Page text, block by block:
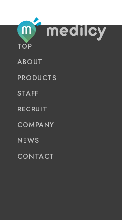
TOP
ABOUT
PRODUCTS
STAFF
RECRUIT
COMPANY
NEWS
CONTACT